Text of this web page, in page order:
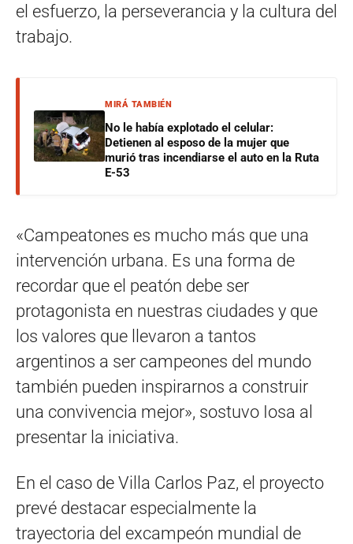
el esfuerzo, la perseverancia y la cultura del
trabajo.
MIRÁ TAMBIÉN
No le había explotado el celular:
Detienen al esposo de la mujer que
murió tras incendiarse el auto en la Ruta
E-53
«Campeatones es mucho más que una
intervención urbana. Es una forma de
recordar que el peatón debe ser
protagonista en nuestras ciudades y que
los valores que llevaron a tantos
argentinos a ser campeones del mundo
también pueden inspirarnos a construir
una convivencia mejor», sostuvo Iosa al
presentar la iniciativa.
En el caso de Villa Carlos Paz, el proyecto
prevé destacar especialmente la
trayectoria del excampeón mundial de